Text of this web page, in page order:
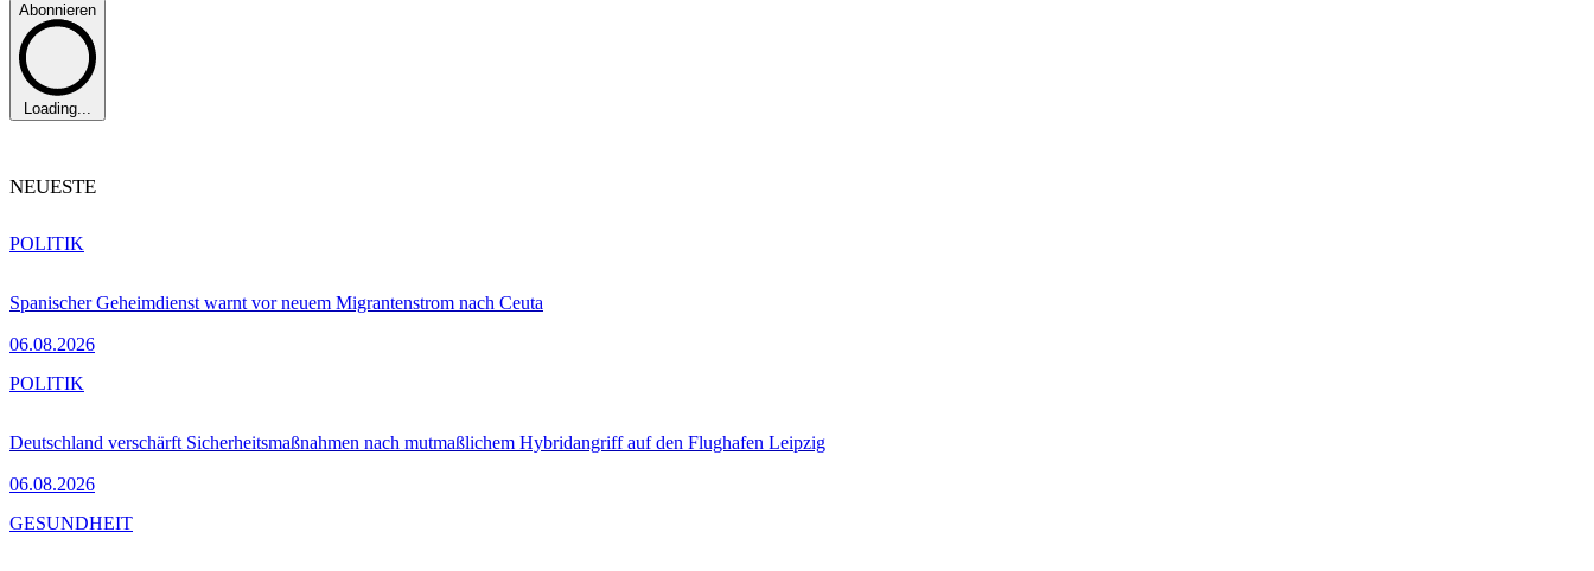
Abonnieren
Loading...
NEUESTE
Spanischer Geheimdienst warnt vor neuem Migrantenstrom nach Ceuta
06.08.2026
POLITIK
Deutschland verschärft Sicherheitsmaßnahmen nach mutmaßlichem Hybridangriff auf den Flughafen Leipzig
06.08.2026
POLITIK
GESUNDHEIT